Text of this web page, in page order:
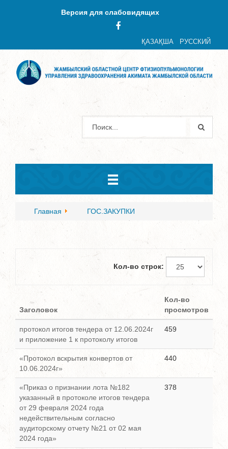
Версия для слабовидящих
ҚАЗАҚША РУССКИЙ
Главная ГОС.ЗАКУПКИ
Кол-во строк:
Заголовок
Кол-во
просмотров
протокол итогов тендера от 12.06.2024г
и приложение 1 к протоколу итогов
459
«Протокол вскрытия конвертов от
10.06.2024г»
440
«Приказ о признании лота №182
указанный в протоколе итогов тендера
от 29 февраля 2024 года
недействительным согласно
аудиторскому отчету №21 от 02 мая
2024 года»
378